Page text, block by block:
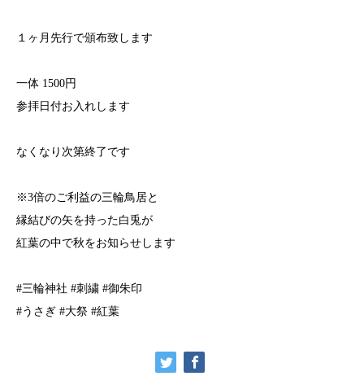
１ヶ月先行で頒布致します
一体 1500円
参拝日付お入れします
なくなり次第終了です
※3倍のご利益の三輪鳥居と
縁結びの矢を持った白兎が
紅葉の中で秋をお知らせします
#三輪神社 #刺繍 #御朱印
#うさぎ #大祭 #紅葉